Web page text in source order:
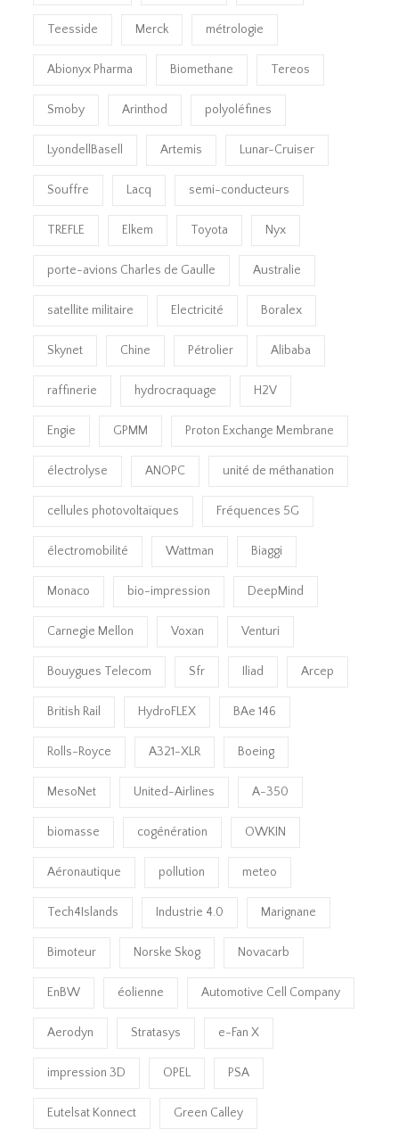
Teesside Merck métrologie
Abionyx Pharma Biomethane Tereos
Smoby Arinthod polyoléfines
LyondellBasell Artemis Lunar-Cruiser
Souffre Lacq semi-conducteurs
TREFLE Elkem Toyota Nyx
porte-avions Charles de Gaulle Australie
satellite militaire Electricité Boralex
Skynet Chine Pétrolier Alibaba
raffinerie hydrocraquage H2V
Engie GPMM Proton Exchange Membrane
électrolyse ANOPC unité de méthanation
cellules photovoltaïques Fréquences 5G
électromobilité Wattman Biaggi
Monaco bio-impression DeepMind
Carnegie Mellon Voxan Venturi
Bouygues Telecom Sfr Iliad Arcep
British Rail HydroFLEX BAe 146
Rolls-Royce A321-XLR Boeing
MesoNet United-Airlines A-350
biomasse cogénération OWKIN
Aéronautique pollution meteo
Tech4Islands Industrie 4.0 Marignane
Bimoteur Norske Skog Novacarb
EnBW éolienne Automotive Cell Company
Aerodyn Stratasys e-Fan X
impression 3D OPEL PSA
Eutelsat Konnect Green Calley